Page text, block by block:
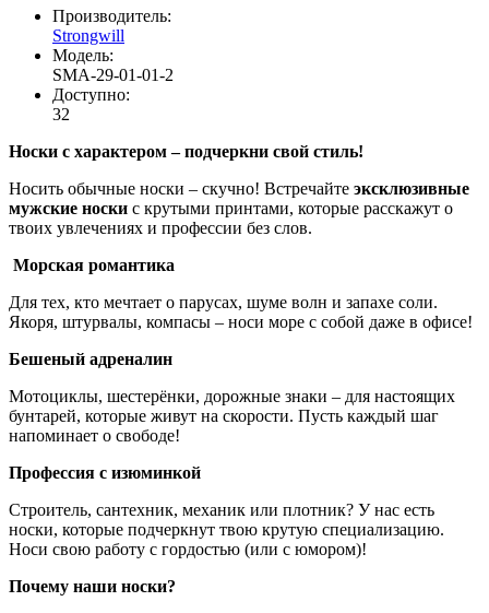
Производитель:
Strongwill
Модель:
SMA-29-01-01-2
Доступно:
32
Носки с характером – подчеркни свой стиль!
Носить обычные носки – скучно! Встречайте эксклюзивные
мужские носки с крутыми принтами, которые расскажут о
твоих увлечениях и профессии без слов.
Морская романтика
Для тех, кто мечтает о парусах, шуме волн и запахе соли.
Якоря, штурвалы, компасы – носи море с собой даже в офисе!
Бешеный адреналин
Мотоциклы, шестерёнки, дорожные знаки – для настоящих
бунтарей, которые живут на скорости. Пусть каждый шаг
напоминает о свободе!
Профессия с изюминкой
Строитель, сантехник, механик или плотник? У нас есть
носки, которые подчеркнут твою крутую специализацию.
Носи свою работу с гордостью (или с юмором)!
Почему наши носки?